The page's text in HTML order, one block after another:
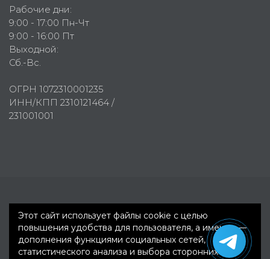
Рабочие дни:
9:00 - 17:00 Пн-Чт
9:00 - 16:00 Пт
Выходной:
Сб.-Вс.
ОГРН 1072310001235
ИНН/КПП 2310121464 /
231001001
Этот сайт использует файлы cookie с целью
повышения удобства для пользователя, а именно —
дополнения функциями социальных сетей,
статистического анализа и выбора сторонних